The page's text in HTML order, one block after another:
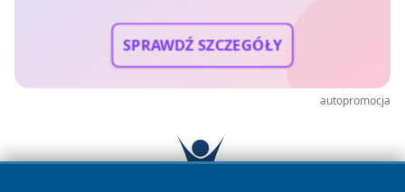
SPRAWDŹ SZCZEGÓŁY
autopromocja